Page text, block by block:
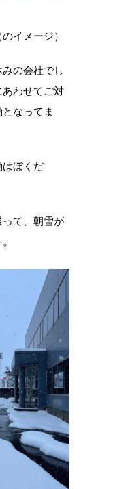
イメージ）
の会社でし
わせてご対
なってま
ぼくだ
て、朝雪が